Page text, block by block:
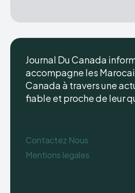
Journal Du Canada
accompagne les
Canada à travers une
fiable et proche de leur
Contactez Nous
Mentions legales